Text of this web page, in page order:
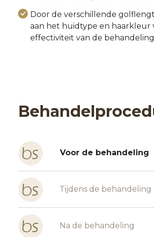
Door de verschillende
aan het huidtype en haarkleur
effectiviteit van de
Voor de behandeling
Tijdens de behandeling
Na de behandeling